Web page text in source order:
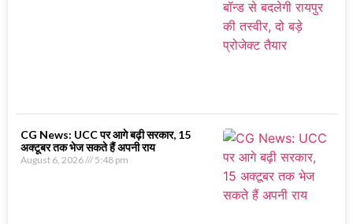
CG News: UCC पर आगे बढ़ी सरकार, 15
अक्टूबर तक भेज सकते हैं अपनी राय
August 6, 2026 5:48 pm